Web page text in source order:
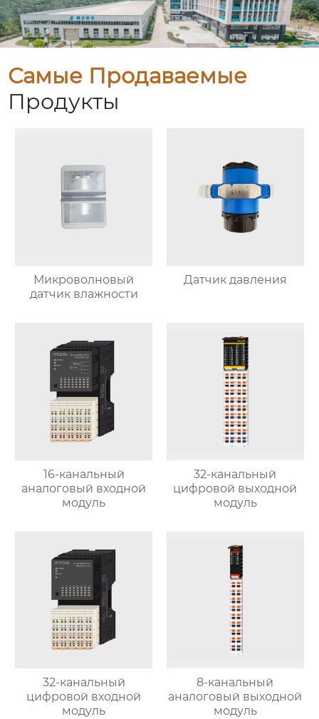
Самые Продаваемые
Продукты
Микроволновый
датчик влажности
Датчик давления
16-канальный
аналоговый входной
модуль
32-канальный
цифровой выходной
модуль
32-канальный
цифровой входной
модуль
8-канальный
аналоговый выходной
модуль